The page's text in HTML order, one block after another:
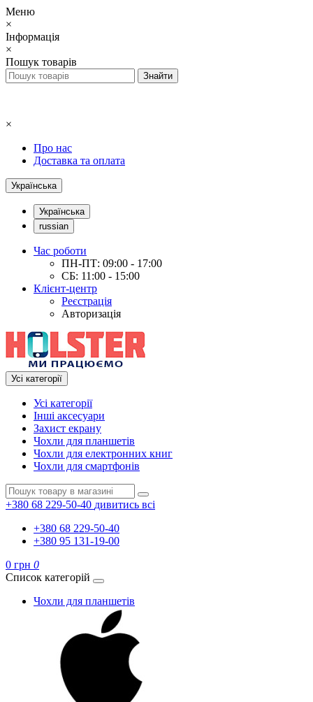
Меню
×
Інформація
×
Пошук товарів
×
Про нас
Доставка та оплата
Українська
Українська
russian
Час роботи
ПН-ПТ: 09:00 - 17:00
СБ: 11:00 - 15:00
Клієнт-центр
Реєстрація
Авторизація
Усі категорії
Усі категорії
Інші аксесуари
Захист екрану
Чохли для планшетів
Чохли для електронних книг
Чохли для смартфонів
+380 68 229-50-40 дивитись всі
+380 68 229-50-40
+380 95 131-19-00
0 грн 0
Список категорій
Чохли для планшетів